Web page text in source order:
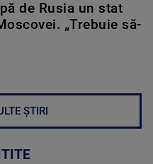
de Rusia un stat
„Trebuie să-
ȘTIRI